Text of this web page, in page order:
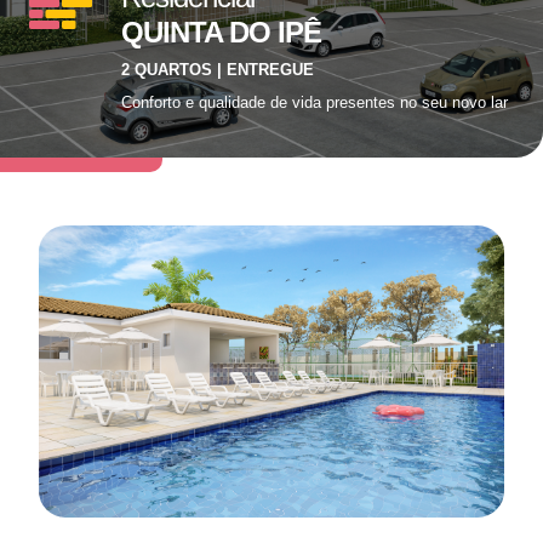
QUINTA DO IPÊ
2 QUARTOS | ENTREGUE
Conforto e qualidade de vida presentes no seu novo lar